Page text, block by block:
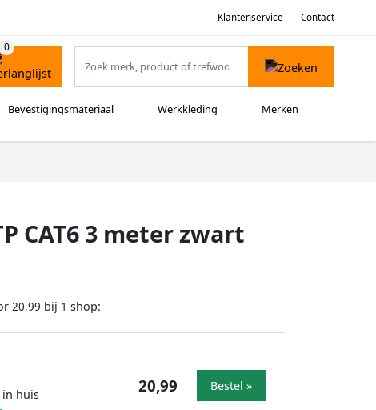
Klantenservice Contact
Bevestigingsmateriaal Werkkleding Merken
CAT6 3 meter zwart
20,99 bij 1 shop:
in huis
20,99 Bestel »